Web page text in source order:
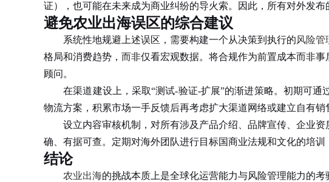
证），也可能在未来成为商业纠纷的导火索。因此，所有对外发
避免农业出海误区的综合建议
系统性地规避上述误区，需要构建一个从决策到执行的风险管
格局和消费趋势，而非仅看宏观数据。将合规作为前置成本而非
顾问。
在渠道建设上，采取“测试-验证-扩展”的渐进策略。初期可通
物流方案，积累市场一手反馈后再考虑扩大渠道网络或建立自有
设立内容审核机制，对所有涉及产品介绍、品牌宣传、企业资
确、有据可查。定期对海外团队进行目标国商业法规和文化的培训
结论
农业出海的挑战本质上是全球化运营能力与风险管理能力的